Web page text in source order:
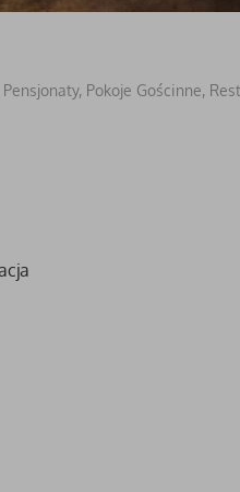
Pensjonaty, Pokoje Gościnne,